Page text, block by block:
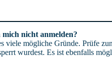
nicht anmelden?
viele mögliche Gründe. Prüfe
wurdest. Es ist ebenfalls